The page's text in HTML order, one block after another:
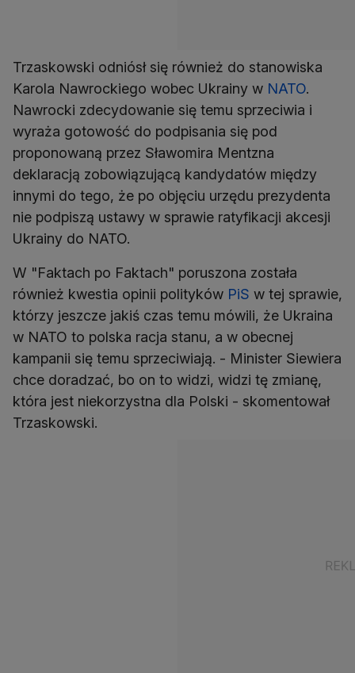
Trzaskowski odniósł się również do stanowiska
Karola Nawrockiego wobec Ukrainy w NATO.
Nawrocki zdecydowanie się temu sprzeciwia i
wyraża gotowość do podpisania się pod
proponowaną przez Sławomira Mentzna
deklaracją zobowiązującą kandydatów między
innymi do tego, że po objęciu urzędu prezydenta
nie podpiszą ustawy w sprawie ratyfikacji akcesji
Ukrainy do NATO.
W "Faktach po Faktach" poruszona została
również kwestia opinii polityków PiS w tej sprawie,
którzy jeszcze jakiś czas temu mówili, że Ukraina
w NATO to polska racja stanu, a w obecnej
kampanii się temu sprzeciwiają. - Minister Siewiera
chce doradzać, bo on to widzi, widzi tę zmianę,
która jest niekorzystna dla Polski - skomentował
Trzaskowski.